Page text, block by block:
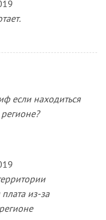
если находиться
из-за